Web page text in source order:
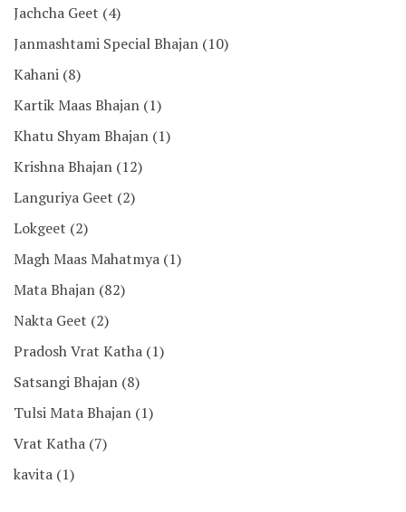
Jachcha Geet (4)
Janmashtami Special Bhajan (10)
Kahani (8)
Kartik Maas Bhajan (1)
Khatu Shyam Bhajan (1)
Krishna Bhajan (12)
Languriya Geet (2)
Lokgeet (2)
Magh Maas Mahatmya (1)
Mata Bhajan (82)
Nakta Geet (2)
Pradosh Vrat Katha (1)
Satsangi Bhajan (8)
Tulsi Mata Bhajan (1)
Vrat Katha (7)
kavita (1)